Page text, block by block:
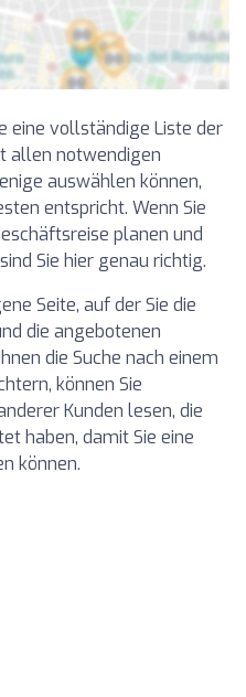
eine vollständige Liste der
allen notwendigen
auswählen können,
entspricht. Wenn Sie
planen und
Sie hier genau richtig.
Seite, auf der Sie die
die angebotenen
die Suche nach einem
können Sie
Kunden lesen, die
haben, damit Sie eine
können.